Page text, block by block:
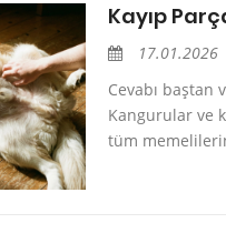
Kayıp
17.01.2026
Cevabı baştan
Kangurular ve
tüm